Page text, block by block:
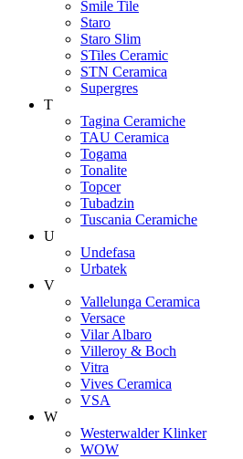
Smile Tile
Staro
Staro Slim
STiles Ceramic
STN Ceramica
Supergres
T
Tagina Ceramiche
TAU Ceramica
Togama
Tonalite
Topcer
Tubadzin
Tuscania Ceramiche
U
Undefasa
Urbatek
V
Vallelunga Ceramica
Versace
Vilar Albaro
Villeroy & Boch
Vitra
Vives Ceramica
VSA
W
Westerwalder Klinker
WOW